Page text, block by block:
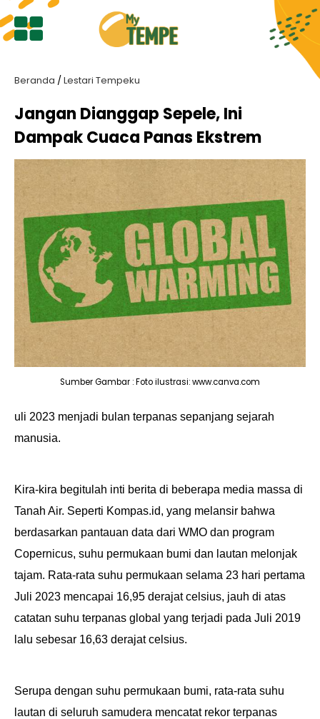
Cari
Artikel
Beranda
Lestari
Tempeku
Keajaiban
Tempe
Tempe
Segar
Olahan
Tempe
FTI
About
Us
Beranda /Lestari Tempeku
Jangan Dianggap Sepele, Ini
Dampak Cuaca Panas Ekstrem
Sumber Gambar : Foto ilustrasi: www.canva.com
uli 2023 menjadi bulan terpanas sepanjang sejarah
manusia.
Kira-kira begitulah inti berita di beberapa media massa di
Tanah Air. Seperti Kompas.id, yang melansir bahwa
berdasarkan pantauan data dari WMO dan program
Copernicus, suhu permukaan bumi dan lautan melonjak
tajam. Rata-rata suhu permukaan selama 23 hari pertama
Juli 2023 mencapai 16,95 derajat celsius, jauh di atas
catatan suhu terpanas global yang terjadi pada Juli 2019
lalu sebesar 16,63 derajat celsius.
Serupa dengan suhu permukaan bumi, rata-rata suhu
lautan di seluruh samudera mencatat rekor terpanas